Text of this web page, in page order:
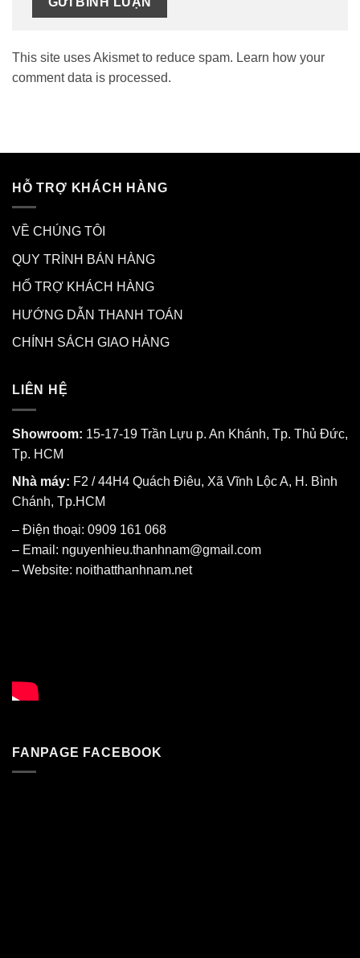
This site uses Akismet to reduce spam. Learn how your
comment data is processed.
HỖ TRỢ KHÁCH HÀNG
VỀ CHÚNG TÔI
QUY TRÌNH BÁN HÀNG
HỔ TRỢ KHÁCH HÀNG
HƯỚNG DẪN THANH TOÁN
CHÍNH SÁCH GIAO HÀNG
LIÊN HỆ
Showroom: 15-17-19 Trần Lựu p. An Khánh, Tp. Thủ Đức,
Tp. HCM
Nhà máy: F2 / 44H4 Quách Điêu, Xã Vĩnh Lộc A, H. Bình
Chánh, Tp.HCM
– Điện thoại: 0909 161 068
– Email: nguyenhieu.thanhnam@gmail.com
– Website: noithatthanhnam.net
FANPAGE FACEBOOK